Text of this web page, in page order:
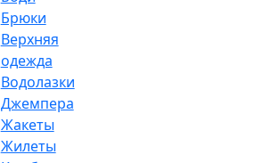
Брюки
Верхняя
одежда
Водолазки
Джемпера
Жакеты
Жилеты